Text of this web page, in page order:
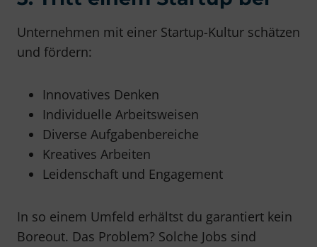
Unternehmen mit einer Startup-Kultur schätzen
und fördern:
Innovatives Denken
Individuelle Arbeitsweisen
Diverse Aufgabenbereiche
Kreatives Arbeiten
Leidenschaft und Engagement
In so einem Umfeld erhältst du garantiert kein
Boreout. Das Problem? Solche Jobs sind